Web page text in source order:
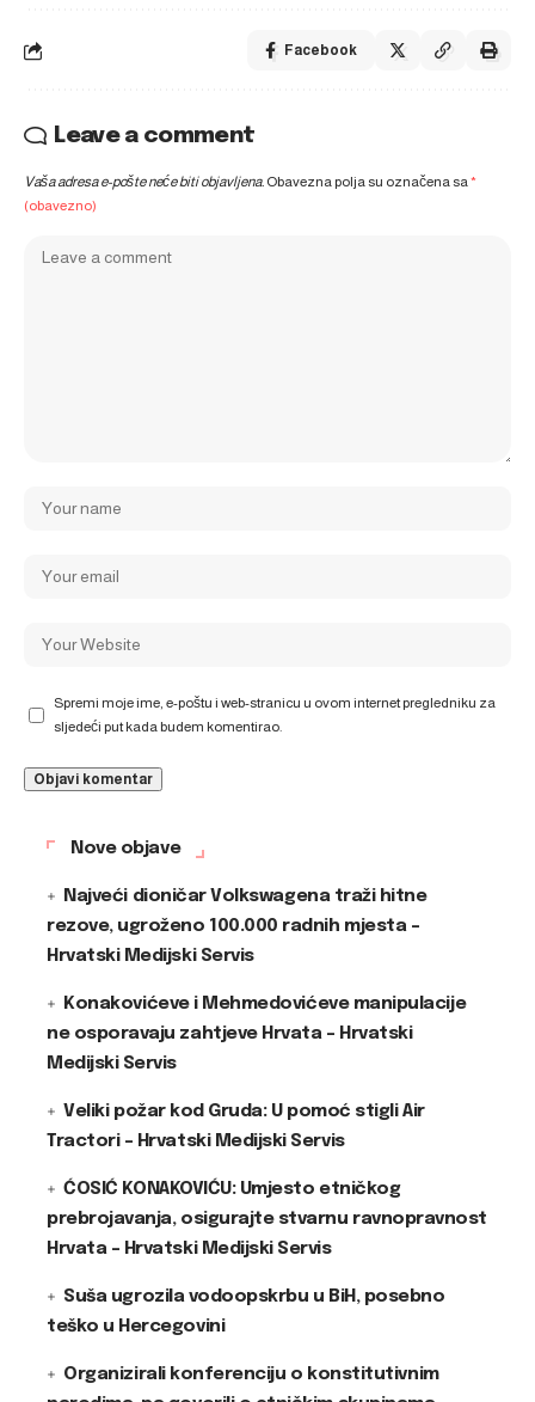
Facebook
Leave a comment
Vaša adresa e-pošte neće biti objavljena. Obavezna polja su označena sa*
(obavezno)
Spremi moje ime, e-poštu i web-stranicu u ovom internet pregledniku za
sljedeći put kada budem komentirao.
Nove objave
Najveći dioničar Volkswagena traži hitne
rezove, ugroženo 100.000 radnih mjesta –
Hrvatski Medijski Servis
Konakovićeve i Mehmedovićeve manipulacije
ne osporavaju zahtjeve Hrvata – Hrvatski
Medijski Servis
Veliki požar kod Gruda: U pomoć stigli Air
Tractori – Hrvatski Medijski Servis
ĆOSIĆ KONAKOVIĆU: Umjesto etničkog
prebrojavanja, osigurajte stvarnu ravnopravnost
Hrvata – Hrvatski Medijski Servis
Suša ugrozila vodoopskrbu u BiH, posebno
teško u Hercegovini
Organizirali konferenciju o konstitutivnim